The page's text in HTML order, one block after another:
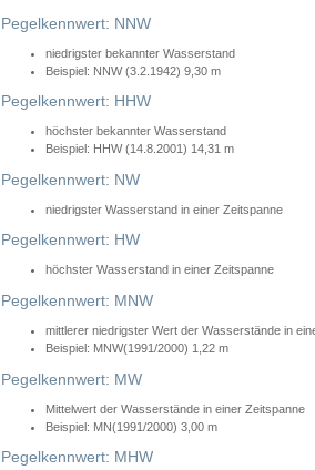
Pegelkennwert: NNW
niedrigster bekannter Wasserstand
Beispiel: NNW (3.2.1942) 9,30 m
Pegelkennwert: HHW
höchster bekannter Wasserstand
Beispiel: HHW (14.8.2001) 14,31 m
Pegelkennwert: NW
niedrigster Wasserstand in einer Zeitspanne
Pegelkennwert: HW
höchster Wasserstand in einer Zeitspanne
Pegelkennwert: MNW
mittlerer niedrigster Wert der Wasserstände in
Beispiel: MNW(1991/2000) 1,22 m
Pegelkennwert: MW
Mittelwert der Wasserstände in einer Zeitspanne
Beispiel: MN(1991/2000) 3,00 m
Pegelkennwert: MHW